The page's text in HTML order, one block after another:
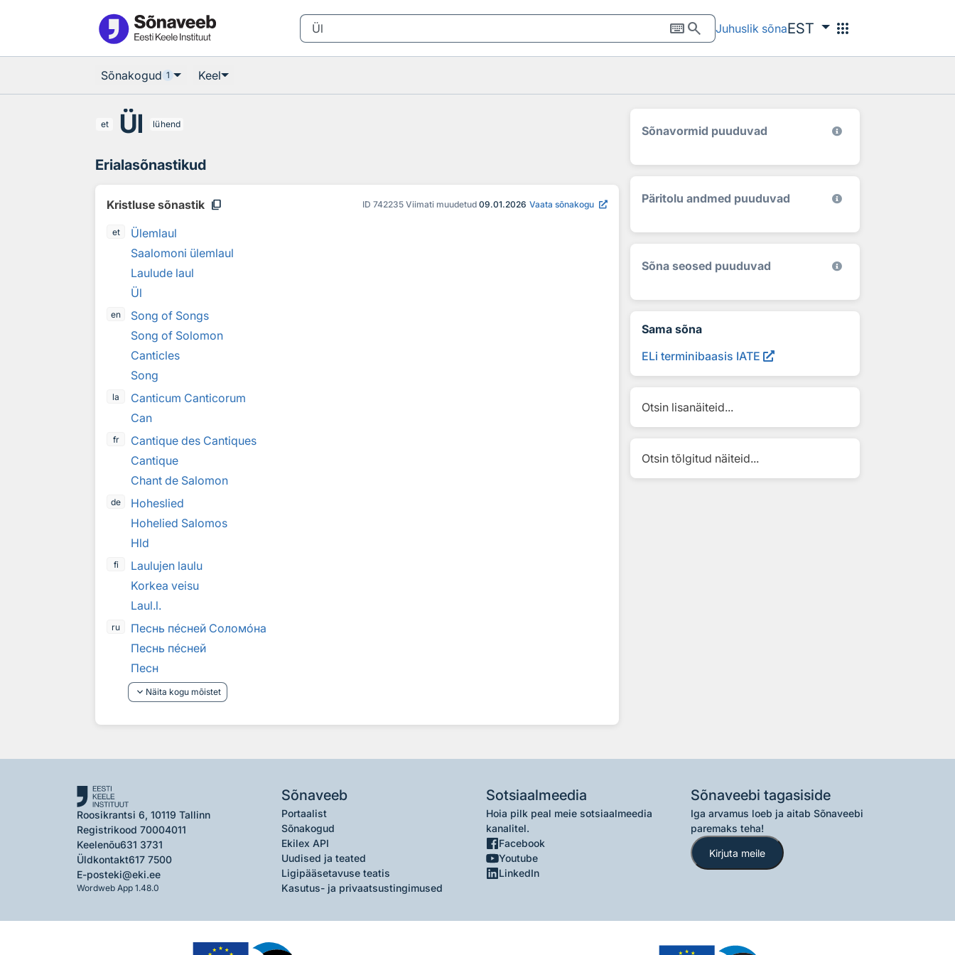
keyboardsearch Juhuslik sõnaEST apps
Sõnakogud 1 Keel
et Ül lühend
Erialasõnastikud
Kristluse sõnastik content_copy ID 742235 Viimati muudetud 09.01.2026 Vaata sõnakogu
et
Ülemlaul
Saalomoni ülemlaul
Laulude laul
Ül
en
Song of Songs
Song of Solomon
Canticles
Song
la
Canticum Canticorum
Can
fr
Cantique des Cantiques
Cantique
Chant de Salomon
de
Hoheslied
Hohelied Salomos
Hld
fi
Laulujen laulu
Korkea veisu
Laul.l.
ru Песнь песней Соломона
Песнь песней
Песн
keyboard_arrow_down Näita kogu mõistet
Sõnavormid puuduvad
Päritolu andmed puuduvad
Sõna seosed puuduvad
Sama sõna
ELi terminibaasis IATE
Otsin lisanäiteid...
Otsin tõlgitud näiteid...
Roosikrantsi 6, 10119 Tallinn
Registrikood 70004011
Keelenõu631 3731
Üldkontakt617 7500
E-posteki@eki.ee
Wordweb App 1.48.0
Sõnaveeb
Portaalist
Sõnakogud
Ekilex API
Uudised ja teated
Ligipääsetavuse teatis
Kasutus- ja privaatsustingimused
Sotsiaalmeedia
Hoia pilk peal meie sotsiaalmeedia
kanalitel.
Facebook
Youtube
LinkedIn
Sõnaveebi tagasiside
Iga arvamus loeb ja aitab Sõnaveebi
paremaks teha!
Kirjuta meile